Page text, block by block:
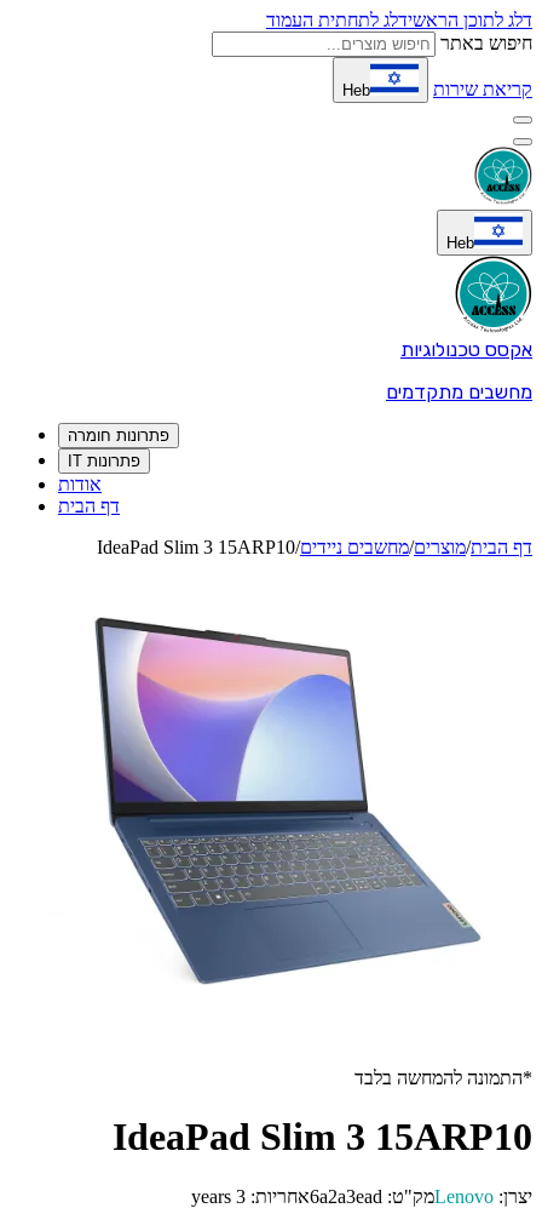
דלג לתוכן הראשידלג לתחתית העמוד
חיפוש באתר
קריאת שירות Heb
Heb
אקסס טכנולוגיות
מחשבים מתקדמים
פתרונות חומרה
פתרונות IT
אודות
דף הבית
דף הבית/מוצרים/מחשבים ניידים/
IdeaPad Slim 3 15ARP10
*התמונה להמחשה בלבד
IdeaPad Slim 3 15ARP10
יצרן: Lenovoמק"ט: 6a2a3eadאחריות: 3 years